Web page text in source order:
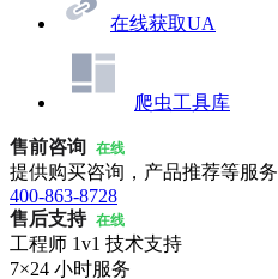
在线获取UA
爬虫工具库
售前咨询 在线
提供购买咨询，产品推荐等服务
400-863-8728
售后支持 在线
工程师 1v1 技术支持
7×24 小时服务